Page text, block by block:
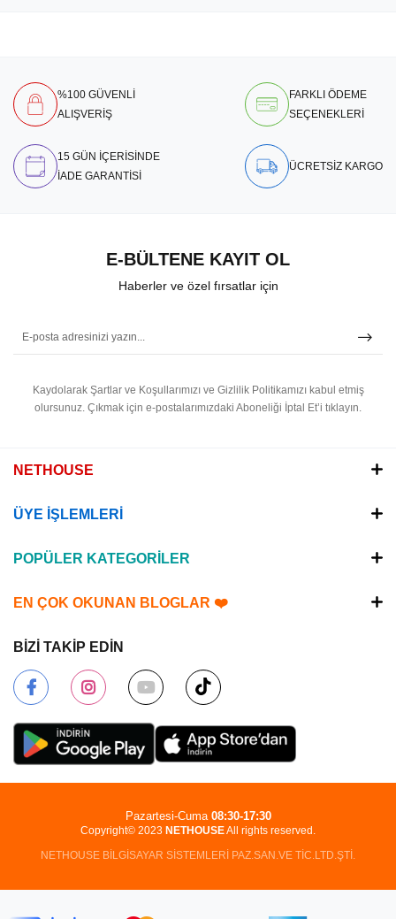
%100 GÜVENLİ
ALIŞVERİŞ
FARKLI ÖDEME
SEÇENEKLERİ
15 GÜN İÇERİSİNDE
İADE GARANTİSİ
ÜCRETSİZ KARGO
E-BÜLTENE KAYIT OL
Haberler ve özel fırsatlar için
Kaydolarak Şartlar ve Koşullarımızı ve Gizlilik Politikamızı kabul etmiş
olursunuz. Çıkmak için e-postalarımızdaki Aboneliği İptal Et’i tıklayın.
NETHOUSE
ÜYE İŞLEMLERİ
POPÜLER KATEGORİLER
EN ÇOK OKUNAN BLOGLAR ❤️
BİZİ TAKİP EDİN
Copyright© 2023 NETHOUSEAll rights reserved.
NETHOUSE BİLGİSAYAR SİSTEMLERİ PAZ.SAN.VE TİC.LTD.ŞTİ.
Pazartesi-Cuma 08:30-17:30